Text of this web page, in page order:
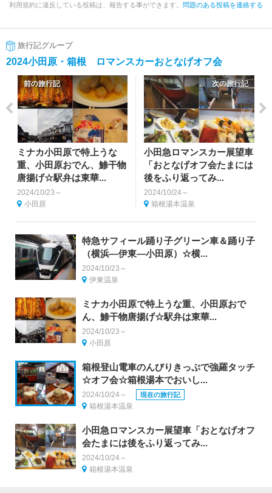
利用規約に違反している投稿は、報告する事ができます。 問題のある投稿を連絡する
旅行記グループ
2024小田原・箱根 ロマンスカーおとなげオフ会
前の旅行記
ミナカ小田原で特上うな
重、小田原おでん、鯵干物
唐揚げ☆駅弁は東華...
2024/10/23～
小田原
次の旅行記
小田急ロマンスカー展望車
「おとなげオフ会たまには
後をふり返ってみ...
2024/10/24～
箱根湯本温泉
特急サフィール踊り子グリーン車＆踊り子
（横浜―伊東―小田原）☆横...
2024/10/23～
伊東温泉
ミナカ小田原で特上うな重、小田原おで
ん、鯵干物唐揚げ☆駅弁は東華...
2024/10/23～
小田原
箱根登山電車のんびりきっぷで強羅タッチ
☆オフ会☆箱根湯本でおいし...
2024/10/24～ 現在の旅行記
箱根湯本温泉
小田急ロマンスカー展望車「おとなげオフ
会たまには後をふり返ってみ...
2024/10/24～
箱根湯本温泉